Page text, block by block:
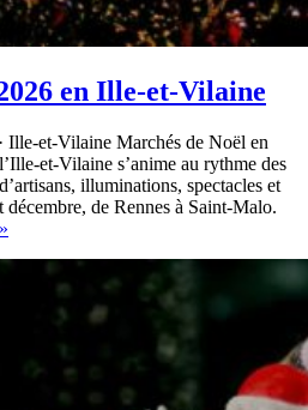
en Ille-et-Vilaine
Ille-et-Vilaine Marchés de Noël en
et-Vilaine s’anime au rythme des
illuminations, spectacles et
de Rennes à Saint-Malo.
Vilaine